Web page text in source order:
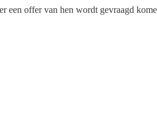
offer van hen wordt gevraagd